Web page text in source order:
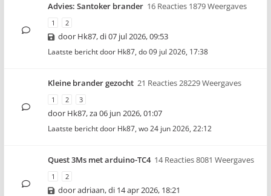
Advies: Santoker brander 16 Reacties 1879 Weergaves
1 2
door Hk87,di 07 jul 2026, 09:53
Laatste bericht door Hk87, do 09 jul 2026, 17:38
Kleine brander gezocht 21 Reacties 28229 Weergaves
1 2 3
door Hk87,za 06 jun 2026, 01:07
Laatste bericht door Hk87, wo 24 jun 2026, 22:12
Quest 3Ms met arduino-TC4 14 Reacties 8081 Weergaves
1 2
dooradriaan,di 14 apr 2026, 18:21